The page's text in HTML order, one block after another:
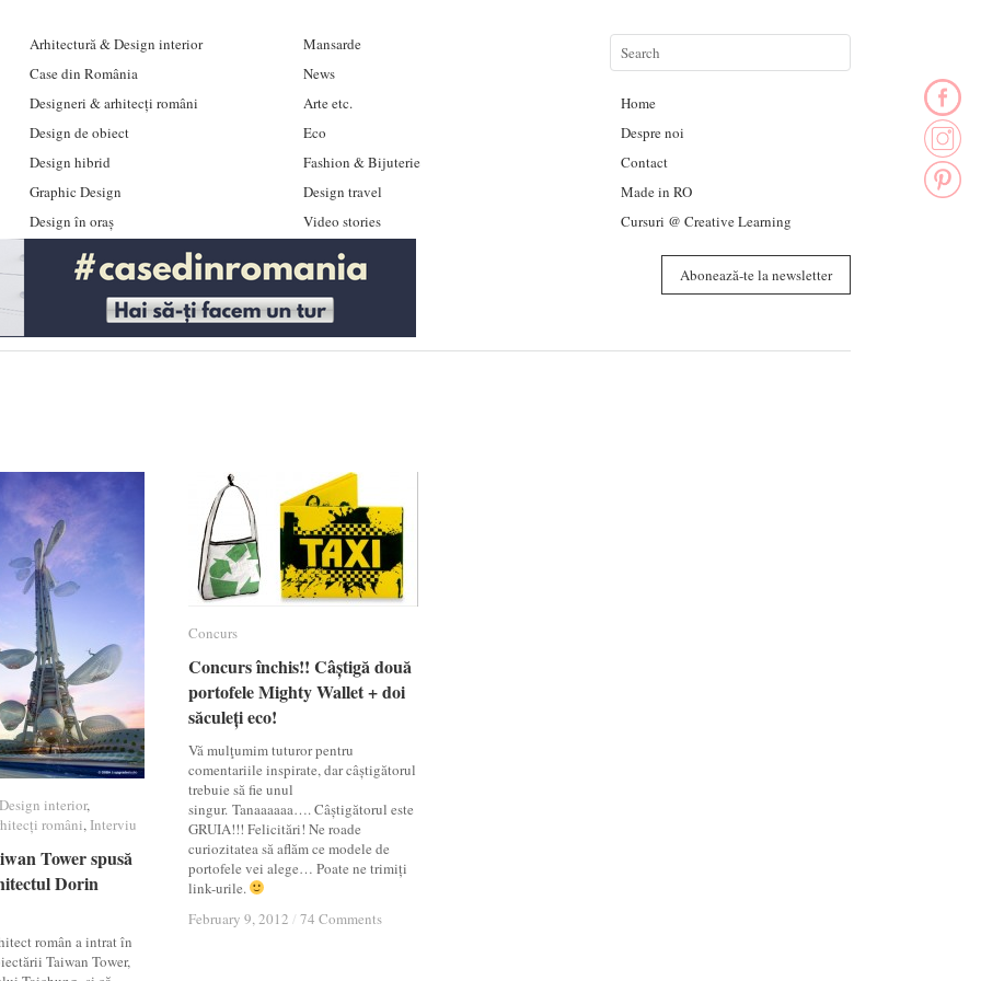
Arhitectură & Design interior
Case din România
Designeri & arhitecți români
Design de obiect
Design hibrid
Graphic Design
Design în oraș
Mansarde
News
Arte etc.
Eco
Fashion & Bijuterie
Design travel
Video stories
Home
Despre noi
Contact
Made in RO
Cursuri @ Creative Learning
Abonează-te la newsletter
interior,
români, Interviu
Tower spusă
Dorin
român a intrat în
Taiwan Tower,
interior
români Interviu
Tower spusă
Dorin
Concurs
Concurs închis!! Câștigă două
portofele Mighty Wallet + doi
săculeți eco!
Vă mulţumim tuturor pentru
comentariile inspirate, dar câștigătorul
trebuie să fie unul
singur. Tanaaaaaa…. Câștigătorul este
GRUIA!!! Felicitări! Ne roade
curiozitatea să aflăm ce modele de
portofele vei alege… Poate ne trimiți
link-urile.
February 9, 2012 / 74 Comments
Concurs
Concurs închis!! Câștigă două
portofele Mighty Wallet + doi
săculeți eco!
February 9, 2012 / 74 Comments